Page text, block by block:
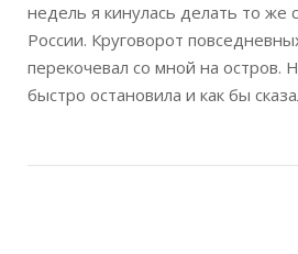
недель я кинулась делать то же
России. Круговорот
перекочевал со мной на остров.
быстро остановила и как бы